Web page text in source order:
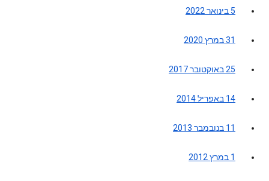
5 בינואר 2022
31 במרץ 2020
25 באוקטובר 2017
14 באפריל 2014
11 בנובמבר 2013
1 במרץ 2012